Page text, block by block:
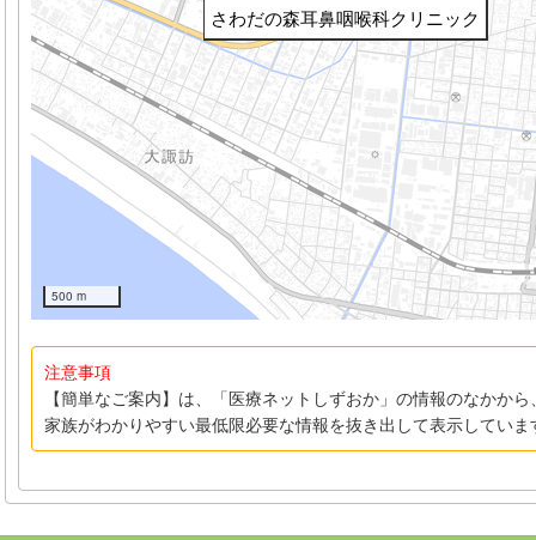
さわだの森耳鼻咽喉科クリニック
500 m
注意事項
【簡単なご案内】は、「医療ネットしずおか」の情報のなかか
家族がわかりやすい最低限必要な情報を抜き出して表示していま